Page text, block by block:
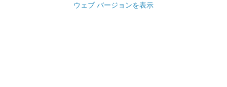
ウェブ バージョンを表示